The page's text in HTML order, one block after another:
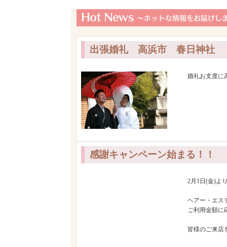
出張婚礼 高浜市 春日神社
婚礼お支度に
感謝キャンペーン始まる！！
2月1日(金)よ
ヘアー・エス
ご利用金額に
皆様のご来店